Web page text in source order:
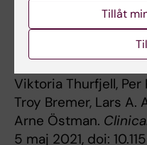
“High PDGFRb
to radiotherapy in
.
Folkvaljon, Erik
Viktoria Thurfjell, Per
Troy Bremer, Lars A.
Arne Östman.
5 maj 2021, doi:
Tillåt